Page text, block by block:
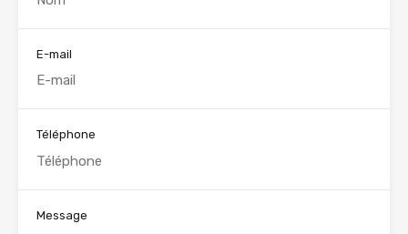
E-mail
Téléphone
Message